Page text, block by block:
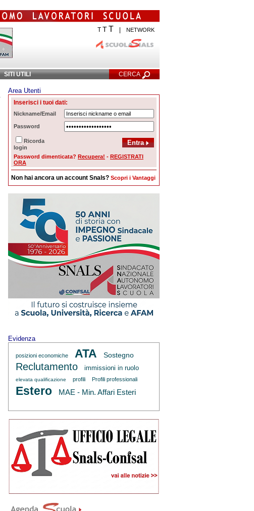
T TT NETWORK
SITI UTILI CERCA
Ricerca Avanzata
Area Utenti
Inserisci i tuoi dati:
Nickname/Email
Password
Ricorda
login
Password dimenticata? Recupera! - REGISTRATI
ORA
Non hai ancora un account Snals? Scopri i Vantaggi
Evidenza
posizioni economiche ATA Sostegno
Reclutamento immissioni in ruolo
elevata qualificazione profili Profili professionali
Estero MAE - Min. Affari Esteri